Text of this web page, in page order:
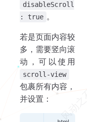
disableScroll
: true 。
若是页面内容较
多，需要竖向滚
动，可以使用
scroll-view
包裹所有内容，
并设置：